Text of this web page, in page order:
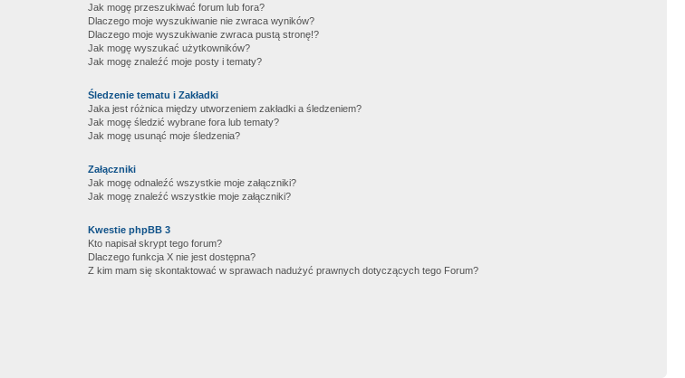
Jak mogę przeszukiwać forum lub fora?
Dlaczego moje wyszukiwanie nie zwraca wyników?
Dlaczego moje wyszukiwanie zwraca pustą stronę!?
Jak mogę wyszukać użytkowników?
Jak mogę znaleźć moje posty i tematy?
Śledzenie tematu i Zakładki
Jaka jest różnica między utworzeniem zakładki a śledzeniem?
Jak mogę śledzić wybrane fora lub tematy?
Jak mogę usunąć moje śledzenia?
Załączniki
Jak mogę odnaleźć wszystkie moje załączniki?
Jak mogę znaleźć wszystkie moje załączniki?
Kwestie phpBB 3
Kto napisał skrypt tego forum?
Dlaczego funkcja X nie jest dostępna?
Z kim mam się skontaktować w sprawach nadużyć prawnych dotyczących tego Forum?